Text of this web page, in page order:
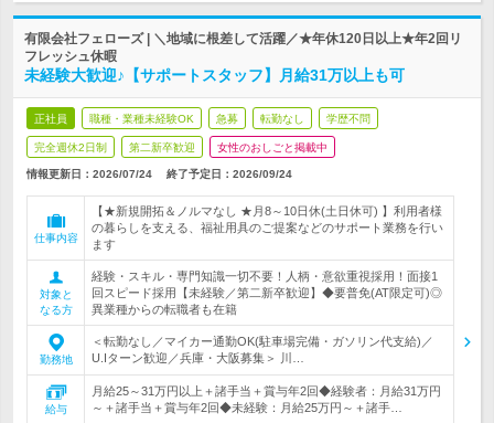
有限会社フェローズ | ＼地域に根差して活躍／★年休120日以上★年2回リ
フレッシュ休暇
未経験大歓迎♪【サポートスタッフ】月給31万以上も可
正社員 職種・業種未経験OK 急募 転勤なし 学歴不問
完全週休2日制 第二新卒歓迎 女性のおしごと掲載中
情報更新日：2026/07/24 終了予定日： 2026/09/24
仕事内容
【★新規開拓＆ノルマなし ★月8～10日休(土日休可) 】利用者様
の暮らしを支える、福祉用具のご提案などのサポート業務を行い
ます
対象と
なる方
経験・スキル・専門知識一切不要！人柄・意欲重視採用！面接1
回スピード採用【未経験／第二新卒歓迎】◆要普免(AT限定可)◎
異業種からの転職者も在籍
勤務地
＜転勤なし／マイカー通勤OK(駐車場完備・ガソリン代支給)／
U.Iターン歓迎／兵庫・大阪募集＞ 川…
給与
月給25～31万円以上＋諸手当＋賞与年2回◆経験者：月給31万円
～＋諸手当＋賞与年2回◆未経験：月給25万円～＋諸手…